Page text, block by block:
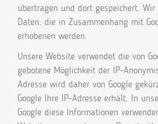
übertragen und dort gespeichert.
Daten, die in Zusammenhang mit
erhobenen werden.
Unsere Website verwendet die von
gebotene Möglichkeit der IP-
Adresse wird daher von Google
Google Ihre IP-Adresse erhält. In
Google diese Informationen